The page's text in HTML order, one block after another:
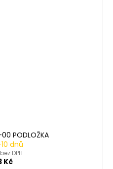
PODLOŽKA
dnů
DPH
Kč